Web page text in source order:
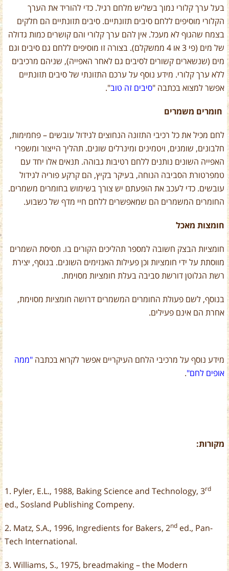
בעל ערך קלורי נמוך בשליש מלחם רגיל. כדי להוריד את הערך
הקלורי מוסיפים ללחם סיבים תזונתיים. סיבים תזונתיים הם חלקים
בצמח שהגוף לא מעכל. אין להם ערך קלורי והם קושרים כמות גדולה
של מים (פי 3 או 4 ממשקלם). בצורה זו מוסיפים ללחם גם סיבים וגם
מים (שנשארים קשורים לסיבים גם לאחר האפייה), שניהם מרכיבים
ללא ערך קלורי. מידע נוסף על ערכם התזונתי של סיבים תזונתיים
אפשר למצוא בכתבה "סיבים זה טוב".
חומרים משמרים
לחם מכיל את כל רכיבי התזונה הנחוצים לגידול עובשים – פחמימות,
חלבונים, שומנים, ויטמינים ומינרלים שונים. תהליך הייצור ומשפרי
האפייה השונים נותנים ללחם רטיבות גבוהה. תנאים אלו יחד עם
טמפרטורת הסביבה הנוחה, בעיקר בקיץ, הם קרקע פוריה לגידול
עובשים. כדי לעכב את הופעתם יש צורך בשימוש בחומרים משמרים.
החומרים המשמרים הם שמאפשרים ללחם חיי מדף של כשבוע.
חומצות מאכל
חומציות הבצק חשובה למספר תהליכים הקורים בו. תסיסת השמרים
מווסתת על ידי חומציות וכן פעילות האנזימים השונים. בנוסף, יצירת
רשת הגלוטן דורשת סביבה בעלת חומציות מסוימת.
בנוסף, לשם פעולת החומרים המשמרים דרושה חומציות מסוימת,
אחרת הם אינם פעילים.
מידע נוסף על מרכיבי הלחם העיקריים אפשר לקרוא בכתבה "ממה
אופים לחם".
מקורות:
1. Pyler, E.L., 1988, Baking Science and Technology, 3rd
ed., Sosland Publishing Compeny.
2. Matz, S.A., 1996, Ingredients for Bakers, 2nded., Pan-
Tech International.
3. Williams, S., 1975, breadmaking – the Modern